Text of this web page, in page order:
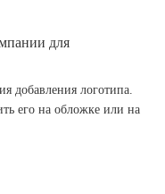
для
добавления логотипа.
его на обложке или на